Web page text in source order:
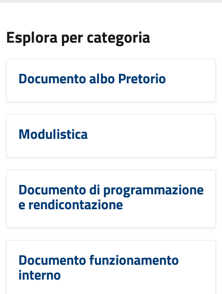
Esplora per categoria
Documento albo Pretorio
Modulistica
Documento di programmazione
e rendicontazione
Documento funzionamento
interno